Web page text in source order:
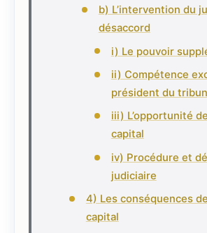
b) L’intervention du
désaccord
i) Le pouvoir
ii) Compétence
président du
iii) L’opportunité
capital
iv) Procédure et
judiciaire
4) Les conséquences
capital